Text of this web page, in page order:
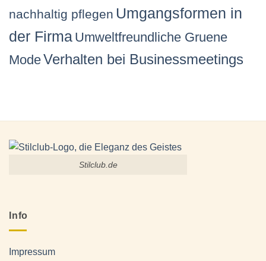
nachhaltig pflegen Umgangsformen in
der Firma Umweltfreundliche Gruene
ModeVerhalten bei Businessmeetings
Stilclub.de
Info
Impressum